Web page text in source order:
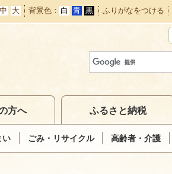
中 大 背景色 白 青 黒 ふりがなをつける
い ごみ・リサイクル 高齢者・介護
方へ ふるさと納税